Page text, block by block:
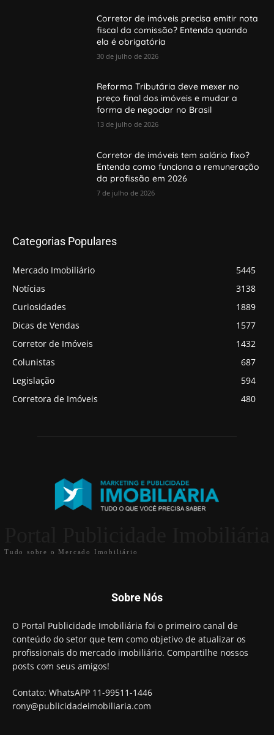
Corretor de imóveis precisa emitir nota
fiscal da comissão? Entenda quando
ela é obrigatória
30 de julho de 2026
Reforma Tributária deve mexer no
preço final dos imóveis e mudar a
forma de negociar no Brasil
13 de julho de 2026
Corretor de imóveis tem salário fixo?
Entenda como funciona a remuneração
da profissão em 2026
7 de julho de 2026
Categorias Populares
Mercado Imobiliário
5445
Notícias
3138
Curiosidades
1889
Dicas de Vendas
1577
Corretor de Imóveis
1432
Colunistas
687
Legislação
594
Corretora de Imóveis
480
Tudo sobre o Mercado Imobiliário
Sobre Nós
O Portal Publicidade Imobiliária foi o primeiro canal de
conteúdo do setor que tem como objetivo de atualizar os
profissionais do mercado imobiliário. Compartilhe nossos
posts com seus amigos!
Contato: WhatsAPP 11-99511-1446
rony@publicidadeimobiliaria.com